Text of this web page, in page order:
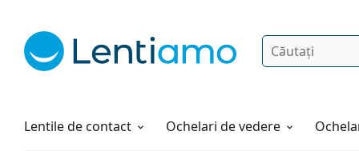
Căutare
Lentile de contact
Soluții Ochelari de vedere
Cum comandați